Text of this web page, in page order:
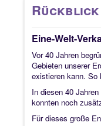
Eine-Welt-
Vor 40 Jahren
Gebieten unserer
existieren kann. So
In diesen 40
konnten noch
Für dieses große